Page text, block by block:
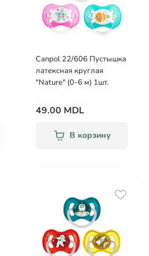
Canpol 22/606 Пустышка
латексная круглая
"Nature" (0-6 м) 1шт.
49.00 MDL
В корзину